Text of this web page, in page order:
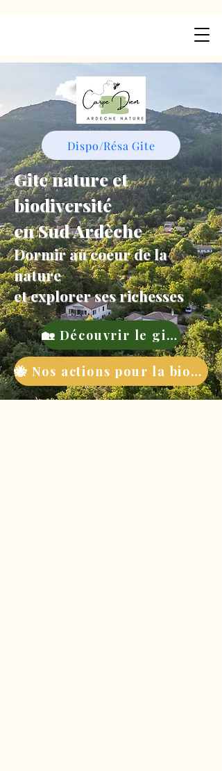
Dispo/Résa Gite
Gite nature et
biodiversité
en Sud Ardèche
Dormir au coeur de la
nature
et explorer ses richesses
🏡 Découvrir le gite
🐝 Nos actions pour la biodiversité